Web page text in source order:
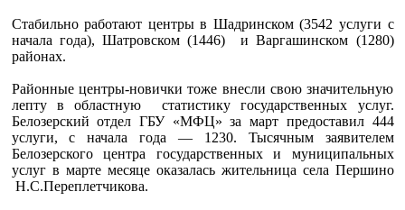
Стабильно работают центры в Шадринском (3542 услуги с
начала года), Шатровском (1446) и Варгашинском (1280)
районах.
Районные центры-новички тоже внесли свою значительную
лепту в областную статистику государственных услуг.
Белозерский отдел ГБУ «МФЦ» за март предоставил 444
услуги, с начала года — 1230. Тысячным заявителем
Белозерского центра государственных и муниципальных
услуг в марте месяце оказалась жительница села Першино
Н.С.Переплетчикова.